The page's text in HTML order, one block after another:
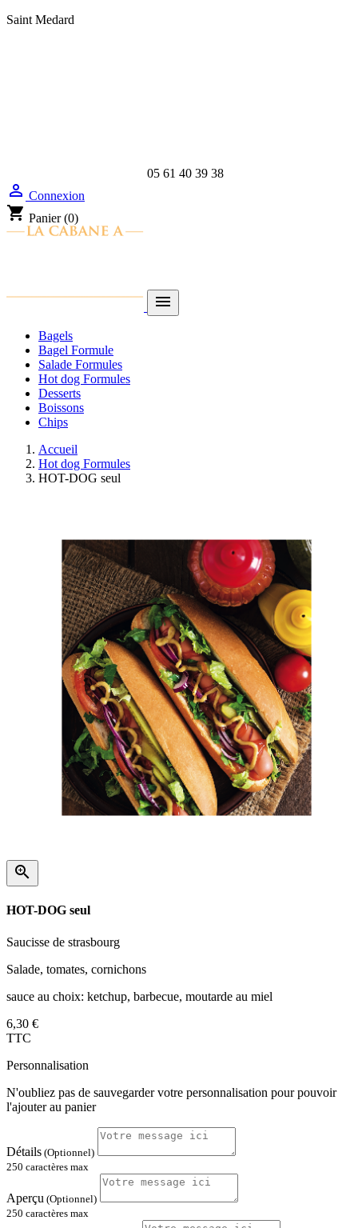
Saint Medard
05 61 40 39 38
 Connexion
shopping_cart Panier (0)

Bagels
Bagel Formule
Salade Formules
Hot dog Formules
Desserts
Boissons
Chips
Accueil
Hot dog Formules
HOT-DOG seul

HOT-DOG seul
Saucisse de strasbourg
Salade, tomates, cornichons
sauce au choix: ketchup, barbecue, moutarde au miel
6,30 €
TTC
Personnalisation
N'oubliez pas de sauvegarder votre personnalisation pour pouvoir
l'ajouter au panier
Détails (Optionnel)
250 caractères max
Aperçu (Optionnel)
250 caractères max